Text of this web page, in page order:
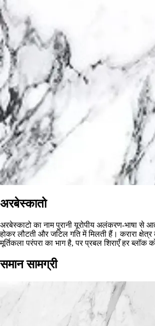
अरबेस्कातो
अरबेस्काटो का नाम पुरानी यूरोपीय अलंकरण-भाषा से
होकर लौटती और जटिल गति में मिलती हैं। करारा
मूर्तिकला परंपरा का भाग है, पर प्रबल शिराएँ हर ब्लॉक
समान सामग्री